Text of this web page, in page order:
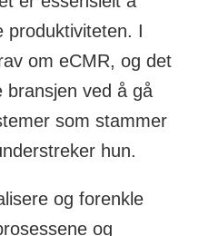
produktiviteten. I
om eCMR, og det
bransjen ved å gå
som stammer
hun.
og forenkle
og